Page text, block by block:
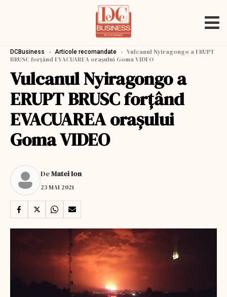
DCBusiness › Articole recomandate › Vulcanul Nyiragongo a ERUPT
BRUSC forțând EVACUAREA orașului Goma VIDEO
Vulcanul Nyiragongo a
ERUPT BRUSC forțând
EVACUAREA orașului
Goma VIDEO
DeMatei Ion
23 MAI 2021